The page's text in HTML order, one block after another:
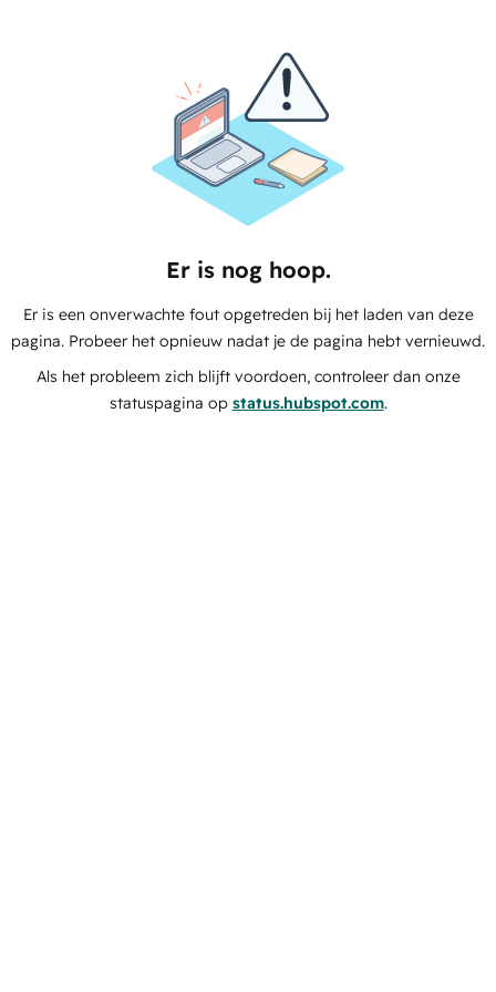
Er is nog hoop.
Er is een onverwachte fout opgetreden bij het laden van deze
pagina. Probeer het opnieuw nadat je de pagina hebt vernieuwd.
Als het probleem zich blijft voordoen, controleer dan onze
statuspagina op status.hubspot.com.